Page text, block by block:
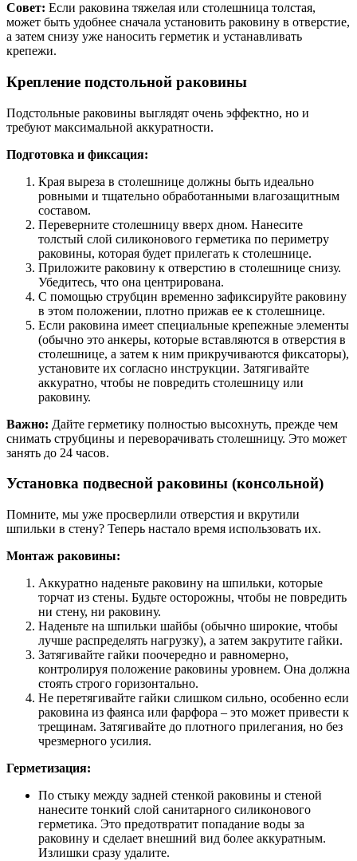
Совет: Если раковина тяжелая или столешница толстая,
может быть удобнее сначала установить раковину в отверстие,
а затем снизу уже наносить герметик и устанавливать
крепежи.
Крепление подстольной раковины
Подстольные раковины выглядят очень эффектно, но и
требуют максимальной аккуратности.
Подготовка и фиксация:
Края выреза в столешнице должны быть идеально
ровными и тщательно обработанными влагозащитным
составом.
Переверните столешницу вверх дном. Нанесите
толстый слой силиконового герметика по периметру
раковины, которая будет прилегать к столешнице.
Приложите раковину к отверстию в столешнице снизу.
Убедитесь, что она центрирована.
С помощью струбцин временно зафиксируйте раковину
в этом положении, плотно прижав ее к столешнице.
Если раковина имеет специальные крепежные элементы
(обычно это анкеры, которые вставляются в отверстия в
столешнице, а затем к ним прикручиваются фиксаторы),
установите их согласно инструкции. Затягивайте
аккуратно, чтобы не повредить столешницу или
раковину.
Важно: Дайте герметику полностью высохнуть, прежде чем
снимать струбцины и переворачивать столешницу. Это может
занять до 24 часов.
Установка подвесной раковины (консольной)
Помните, мы уже просверлили отверстия и вкрутили
шпильки в стену? Теперь настало время использовать их.
Монтаж раковины:
Аккуратно наденьте раковину на шпильки, которые
торчат из стены. Будьте осторожны, чтобы не повредить
ни стену, ни раковину.
Наденьте на шпильки шайбы (обычно широкие, чтобы
лучше распределять нагрузку), а затем закрутите гайки.
Затягивайте гайки поочередно и равномерно,
контролируя положение раковины уровнем. Она должна
стоять строго горизонтально.
Не перетягивайте гайки слишком сильно, особенно если
раковина из фаянса или фарфора – это может привести к
трещинам. Затягивайте до плотного прилегания, но без
чрезмерного усилия.
Герметизация:
По стыку между задней стенкой раковины и стеной
нанесите тонкий слой санитарного силиконового
герметика. Это предотвратит попадание воды за
раковину и сделает внешний вид более аккуратным.
Излишки сразу удалите.